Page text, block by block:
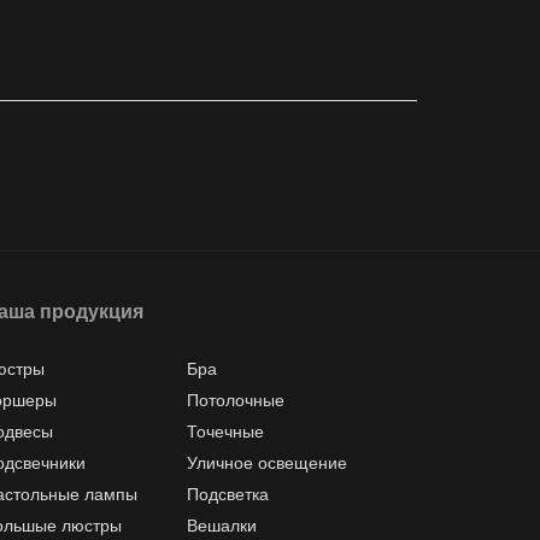
продукция
Бра
Потолочные
Точечные
Уличное освещение
лампы
Подсветка
люстры
Вешалки